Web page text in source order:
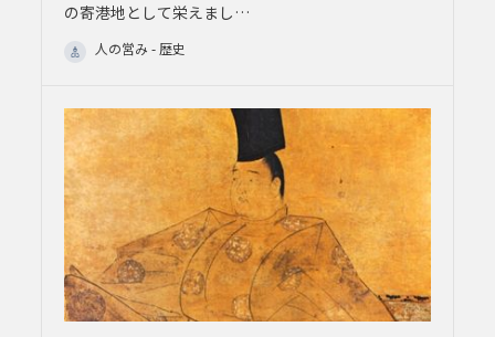
の寄港地として栄えまし…
人の営み - 歴史